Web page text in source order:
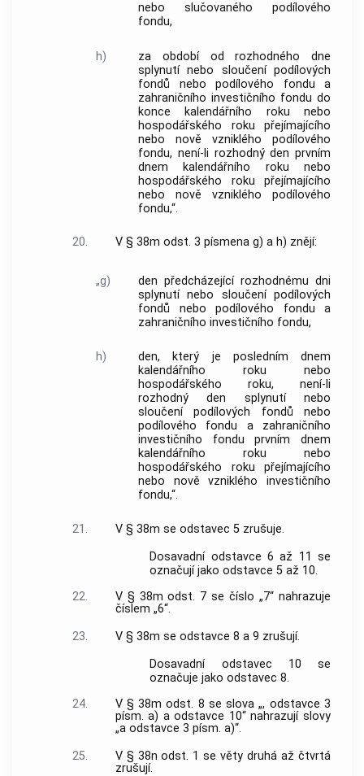
nebo slučovaného podílového
fondu,
h)
za období od rozhodného dne
splynutí nebo sloučení podílových
fondů nebo podílového fondu a
zahraničního investičního fondu do
konce kalendářního roku nebo
hospodářského roku přejímajícího
nebo nově vzniklého podílového
fondu, není-li rozhodný den prvním
dnem kalendářního roku nebo
hospodářského roku přejímajícího
nebo nově vzniklého podílového
fondu,“.
20. V § 38m odst. 3 písmena g) a h) znějí:
„g)
den předcházející rozhodnému dni
splynutí nebo sloučení podílových
fondů nebo podílového fondu a
zahraničního investičního fondu,
h)
den, který je posledním dnem
kalendářního roku nebo
hospodářského roku, není-li
rozhodný den splynutí nebo
sloučení podílových fondů nebo
podílového fondu a zahraničního
investičního fondu prvním dnem
kalendářního roku nebo
hospodářského roku přejímajícího
nebo nově vzniklého investičního
fondu,“.
21. V § 38m se odstavec 5 zrušuje.
Dosavadní odstavce 6 až 11 se
označují jako odstavce 5 až 10.
22.
V § 38m odst. 7 se číslo „7“ nahrazuje
číslem „6“.
23.
V § 38m se odstavce 8 a 9 zrušují.
Dosavadní odstavec 10 se
označuje jako odstavec 8.
24.
V § 38m odst. 8 se slova „, odstavce 3
písm. a) a odstavce 10“ nahrazují slovy
„a odstavce 3 písm. a)“.
25.
V § 38n odst. 1 se věty druhá až čtvrtá
zrušují.